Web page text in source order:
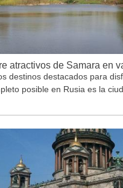
atractivos de Samara en
destinos destacados para
posible en Rusia es la